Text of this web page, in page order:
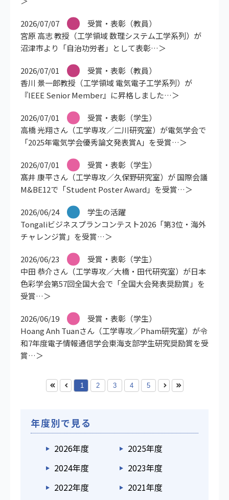
2026/07/07
受賞・表彰（教員）
宮原 高志 教授（工学領域 数理システム工学系列）が
沼津市より「自治功労者」として表彰
2026/07/01
受賞・表彰（教員）
香川 景一郎教授（工学領域 電気電子工学系列）が
『IEEE Senior Member』に昇格しました
2026/07/01
受賞・表彰（学生）
高橋 光翔さん（工学専攻／二川研究室）が電気学会で
「2025年電気学会優秀論文発表賞A」を受賞
2026/07/01
受賞・表彰（学生）
髙井 康平さん（工学専攻／久保野研究室）が 国際会議
M&BE12で「Student Poster Award」を受賞
2026/06/24
学生の活躍
Tongaliビジネスプランコンテスト2026「第3位・海外
チャレンジ賞」を受賞
2026/06/23
受賞・表彰（学生）
中田 恭介さん（工学専攻／大橋・田代研究室）が日本
色彩学会第57回全国大会で「全国大会発表奨励賞」を
受賞
2026/06/19
受賞・表彰（学生）
Hoang Anh Tuanさん（工学専攻／Pham研究室）が令
和7年度電子情報通信学会東海支部学生研究奨励賞を受
賞
1 2 3 4 5
年度別で見る
2026年度
2025年度
2024年度
2023年度
2022年度
2021年度